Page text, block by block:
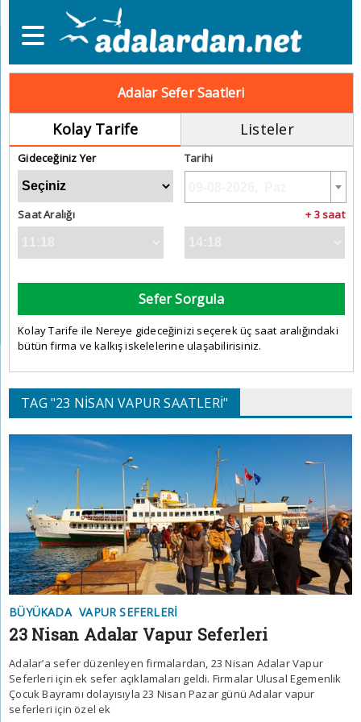
Adalar Sefer Saatleri
Kolay Tarife Listeler
Gideceğiniz Yer Tarihi
Saat Aralığı + 3 saat
Sefer Sorgula
Kolay Tarife ile Nereye gideceğinizi seçerek üç saat aralığındaki
bütün firma ve kalkış iskelelerine ulaşabilirisiniz.
TAG "23 NISAN VAPUR SAATLERI"
BÜYÜKADA VAPUR SEFERLERI
23 Nisan Adalar Vapur Seferleri
Adalar’a sefer düzenleyen firmalardan, 23 Nisan Adalar Vapur
Seferleri için ek sefer açıklamaları geldi. Firmalar Ulusal Egemenlik
Çocuk Bayramı dolayısıyla 23 Nisan Pazar günü Adalar vapur
seferleri için özel ek